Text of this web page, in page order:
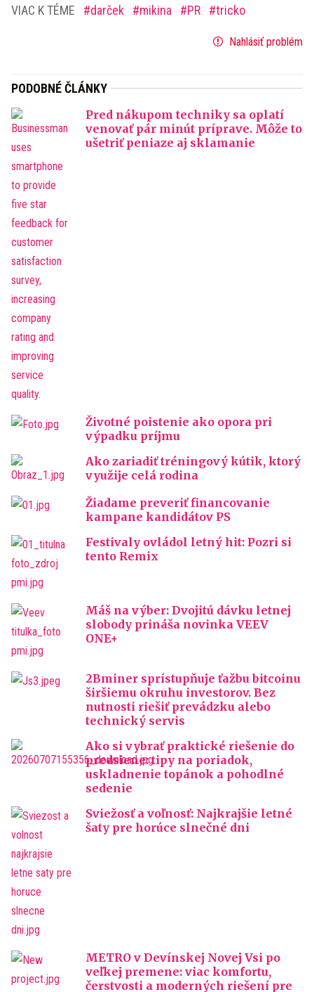
VIAC K TÉME darček mikina PR tricko
Nahlásiť problém
PODOBNÉ ČLÁNKY
Pred nákupom techniky sa oplatí
venovať pár minút príprave. Môže to
ušetriť peniaze aj sklamanie
Životné poistenie ako opora pri
výpadku príjmu
Ako zariadiť tréningový kútik, ktorý
využije celá rodina
Žiadame preveriť financovanie
kampane kandidátov PS
Festivaly ovládol letný hit: Pozri si
tento Remix
Máš na výber: Dvojitú dávku letnej
slobody prináša novinka VEEV
ONE+
2Bminer sprístupňuje ťažbu bitcoinu
širšiemu okruhu investorov. Bez
nutnosti riešiť prevádzku alebo
technický servis
Ako si vybrať praktické riešenie do
predsiene: tipy na poriadok,
uskladnenie topánok a pohodlné
sedenie
Sviežosť a voľnosť: Najkrajšie letné
šaty pre horúce slnečné dni
METRO v Devínskej Novej Vsi po
veľkej premene: viac komfortu,
čerstvosti a moderných riešení pre